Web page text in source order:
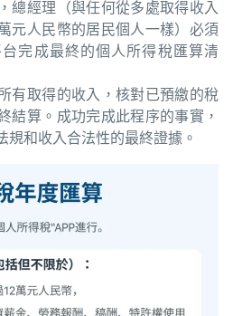
總經理（與任何從多處取得收入
元人民幣的居民個人一樣）必須
完成最終的個人所得稅匯算清
有取得的收入，核對已預繳的稅
結算。成功完成此程序的事實，
規和收入合法性的最終證據。